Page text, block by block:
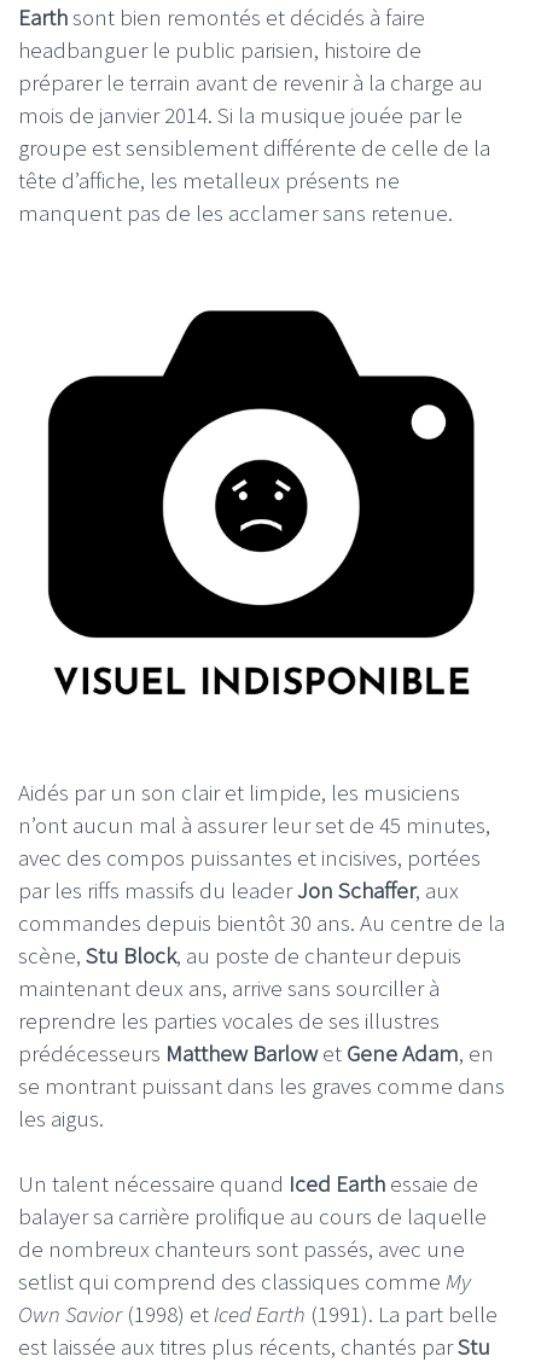
Earthsont bien remontés et décidés à faire
headbanguer le public parisien, histoire de
préparer le terrain avant de revenir à la charge au
mois de janvier 2014. Si la musique jouée par le
groupe est sensiblement différente de celle de la
tête d’affiche, les metalleux présents ne
manquent pas de les acclamer sans retenue.
Aidés par un son clair et limpide, les musiciens
n’ont aucun mal à assurer leur set de 45 minutes,
avec des compos puissantes et incisives, portées
par les riffs massifs du leaderJon Schaffer, aux
commandes depuis bientôt 30 ans. Au centre de la
scène, Stu Block, au poste de chanteur depuis
maintenant deux ans, arrive sans sourciller à
reprendre les parties vocales de ses illustres
prédécesseurs Matthew Barlowet Gene Adam, en
se montrant puissant dans les graves comme dans
les aigus.
Un talent nécessaire quand Iced Earth essaie de
balayer sa carrière prolifique au cours de laquelle
de nombreux chanteurs sont passés, avec une
setlist qui comprend des classiques comme My
Own Savior (1998) etIced Earth (1991). La part belle
est laissée aux titres plus récents, chantés parStu